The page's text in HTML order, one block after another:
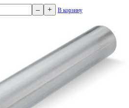
– + В корзину